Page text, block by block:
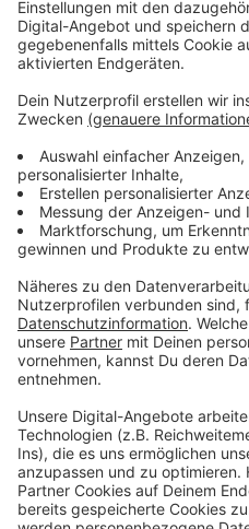
unterziehen musste,
Josef Hinkel (CDU) positiv
Test war aber negativ.
Anzeige
Weitere Infos und
Anzeige
So fiel 2020 die
Rathaus am Standort
Hier gibt es alle
Bürgermeister Hinkel
Oberbürgermeister
Anzeige